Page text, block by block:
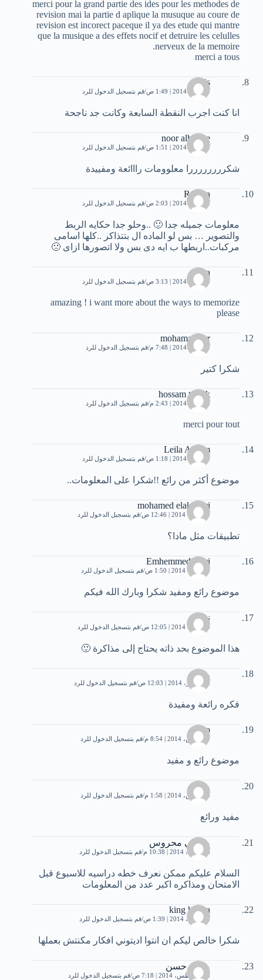
merci pour la grand partie des ides pour les methodes de
revision mai la partie d aplique la musuque au coure de
revision est incorect paceque il ya des etude qui mantre
que la musique a des effets nocif et detruire les celulles
nerveux de la memoire.
merci a tous
lapis
11 يناير، 2014 | 1:49 ص قم بتسجيل الدخول للرد
انا كنت اجرب النقطة السابعة وكانت جد ناجحة
noor alhirake
11 يناير، 2014 | 1:51 ص قم بتسجيل الدخول للرد
شكررررررررا معلوومات رااائعة ومفييدة
Radwa
11 يناير، 2014 | 2:03 ص قم بتسجيل الدخول للرد
معلومات جميله جدا 🙂 ..وحلو جدا حكايه الربط
والتصوير … بس لو الماده ال بتتذاكر ..كلها اسامى
مركبات..اربطها ب ايه دى بس ولا اتصورها ازاى 🙁
lolaa
11 يناير، 2014 | 3:13 ص قم بتسجيل الدخول للرد
amazing ! i want more about the ways to memorize
please
mohamad syr
11 يناير، 2014 | 7:48 م قم بتسجيل الدخول للرد
شكرا كتير
hossam toufik
14 يناير، 2014 | 2:43 م قم بتسجيل الدخول للرد
merci pour tout
Leila Akram
25 يناير، 2014 | 1:18 ص قم بتسجيل الدخول للرد
موضوع أكثر من رائع !!شكرا على المعلومات..
mohamed elakhyari
3 فبراير، 2014 | 12:46 ص قم بتسجيل الدخول للرد
تطبيقات مثل مادا؟
Emhemmed Nuri
3 فبراير، 2014 | 1:50 ص قم بتسجيل الدخول للرد
موضوع رائع ومفيد شكرا وبارك الله فيكم
نواف
4 فبراير، 2014 | 12:05 ص قم بتسجيل الدخول للرد
هذا الموضوع بحد ذاته يحتاج إلى مذاكرة 🙂
...
24 فبراير، 2014 | 12:03 ص قم بتسجيل الدخول للرد
فكره رائعة ومفيدة
Joio
17 مارس، 2014 | 8:54 م قم بتسجيل الدخول للرد
موضوع رائع و مفيد
محمد
29 مارس، 2014 | 1:58 م قم بتسجيل الدخول للرد
مفيد ورائع
16 أبريل، 2014 | 10:38 م قم بتسجيل الدخول للرد
السلام عليكم ممكن نعرف خطه دراسيه للاسبوع قبل
الامتحان ومذاكره اكبر عدد من المعلومات
king hodaa
23 أبريل، 2014 | 1:39 ص قم بتسجيل الدخول للرد
شكرا خالص ليكم ان انتوا اديتوني افكار مكنتش بعملها
محمد حسن
24 أغسطس، 2014 | 7:18 ص قم بتسجيل الدخول للرد